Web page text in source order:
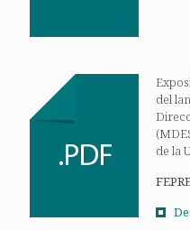
del
de la